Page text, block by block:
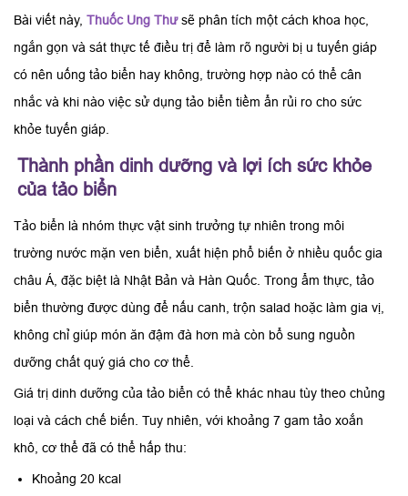
Bài viết này, Thuốc Ung Thưsẽ phân tích một cách khoa học,
ngắn gọn và sát thực tế điều trị để làm rõ người bị u tuyến giáp
có nên uống tảo biển hay không, trường hợp nào có thể cân
nhắc và khi nào việc sử dụng tảo biển tiềm ẩn rủi ro cho sức
khỏe tuyến giáp.
Thành phần dinh dưỡng và lợi ích sức khỏe
của tảo biển
Tảo biển là nhóm thực vật sinh trưởng tự nhiên trong môi
trường nước mặn ven biển, xuất hiện phổ biến ở nhiều quốc gia
châu Á, đặc biệt là Nhật Bản và Hàn Quốc. Trong ẩm thực, tảo
biển thường được dùng để nấu canh, trộn salad hoặc làm gia vị,
không chỉ giúp món ăn đậm đà hơn mà còn bổ sung nguồn
dưỡng chất quý giá cho cơ thể.
Giá trị dinh dưỡng của tảo biển có thể khác nhau tùy theo chủng
loại và cách chế biến. Tuy nhiên, với khoảng 7 gam tảo xoắn
khô, cơ thể đã có thể hấp thu:
Khoảng 20 kcal